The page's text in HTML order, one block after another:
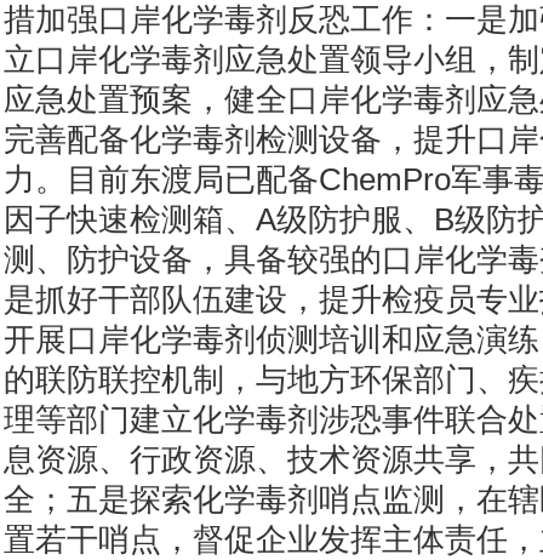
措加强口岸化学毒剂反恐工作：一是
立口岸化学毒剂应急处置领导小组，
应急处置预案，健全口岸化学毒剂应
完善配备化学毒剂检测设备，提升口
力。目前东渡局已配备ChemPro军事
因子快速检测箱、A级防护服、B级防
测、防护设备，具备较强的口岸化学
是抓好干部队伍建设，提升检疫员专
开展口岸化学毒剂侦测培训和应急演
的联防联控机制，与地方环保部门、
理等部门建立化学毒剂涉恐事件联合
息资源、行政资源、技术资源共享，
全；五是探索化学毒剂哨点监测，在
置若干哨点，督促企业发挥主体责任